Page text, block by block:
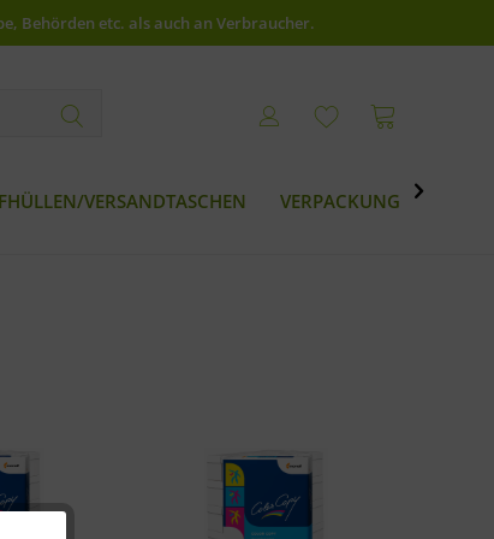
Behörden etc. als auch an Verbraucher.
VERSANDTASCHEN VERPACKUNG 